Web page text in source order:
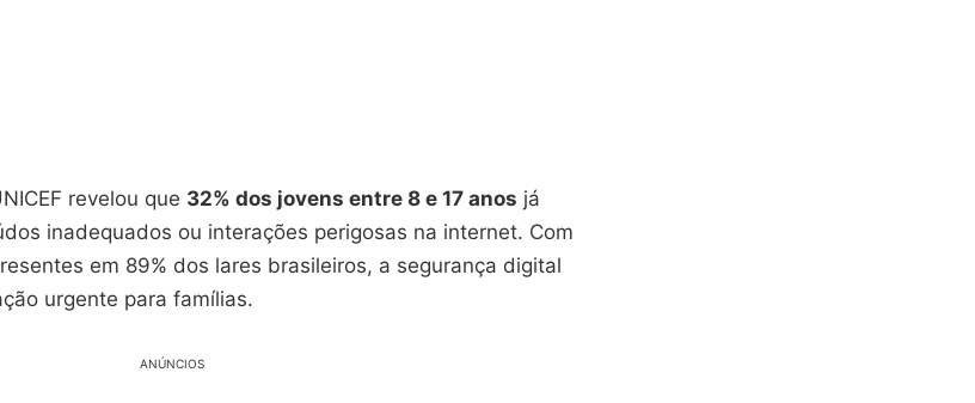
revelou que 32% dos jovens entre 8 e 17 anos já
inadequados ou interações perigosas na internet. Com
em 89% dos lares brasileiros, a segurança digital
urgente para famílias.
ANÚNCIOS